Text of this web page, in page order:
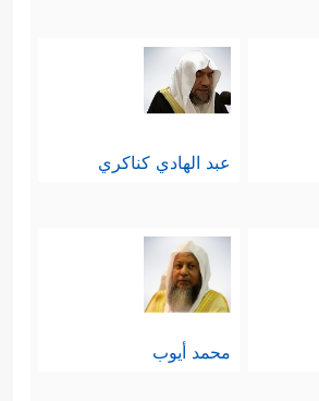
عبد الهادي كناكري
محمد أيوب